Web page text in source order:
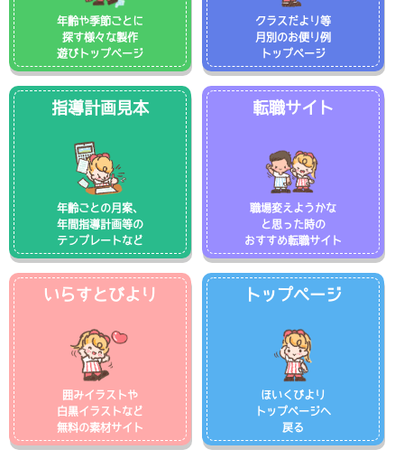
年齢や季節ごとに
探す様々な製作
遊びトップページ
クラスだより等
月別のお便り例
トップページ
指導計画見本
年齢ごとの月案、
年間指導計画等の
テンプレートなど
転職サイト
職場変えようかな
と思った時の
おすすめ転職サイト
いらすとびより
囲みイラストや
白黒イラストなど
無料の素材サイト
トップページ
ほいくびより
トップページへ
戻る